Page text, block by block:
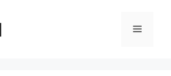
메